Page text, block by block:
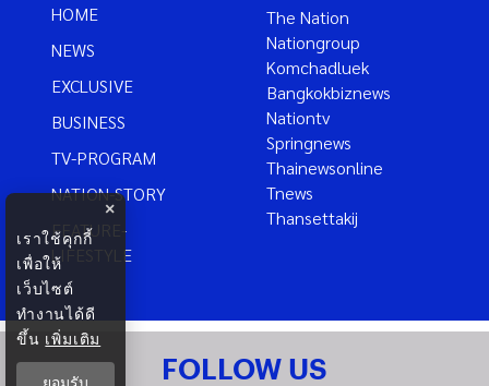
HOME
NEWS
EXCLUSIVE
BUSINESS
TV-PROGRAM
NATION-STORY
FEATURE-
LIFESTYLE
The Nation
Nationgroup
Komchadluek
Bangkokbiznews
Nationtv
Springnews
Thainewsonline
Tnews
Thansettakij
FOLLOW US
×
เราใช้คุกกี้
เพื่อให้
เว็บไซต์
ทำงานได้ดี
ขึ้น เพิ่มเติม